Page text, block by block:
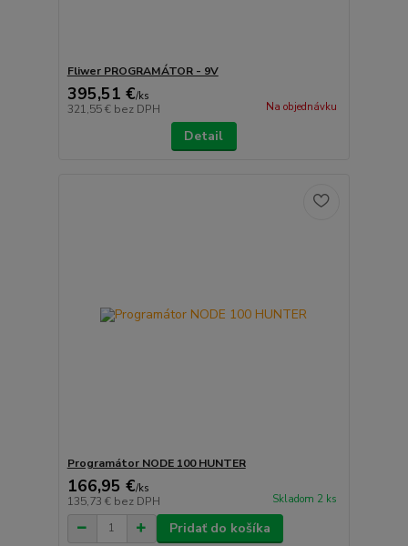
Fliwer PROGRAMÁTOR - 9V
395,51 €/ks
321,55 € bez DPH Na objednávku
Detail
Programátor NODE 100 HUNTER
166,95 €/ks
135,73 € bez DPH Skladom 2 ks
Pridať do košíka